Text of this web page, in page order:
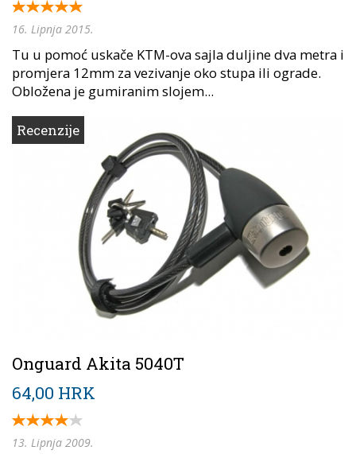
16. Lipnja 2015.
Tu u pomoć uskače KTM-ova sajla duljine dva metra i
promjera 12mm za vezivanje oko stupa ili ograde.
Obložena je gumiranim slojem...
Recenzije
Onguard Akita 5040T
64,00 HRK
13. Lipnja 2009.